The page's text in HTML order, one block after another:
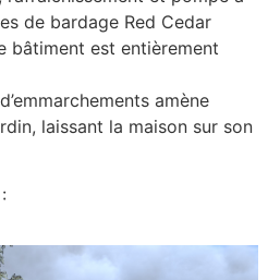
de bardage Red Cedar
bâtiment est entièrement
amène
laissant la maison sur son